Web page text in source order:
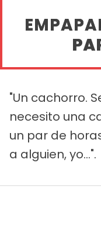
"Un cachorro.
necesito una
un par de
a alguien, yo...".